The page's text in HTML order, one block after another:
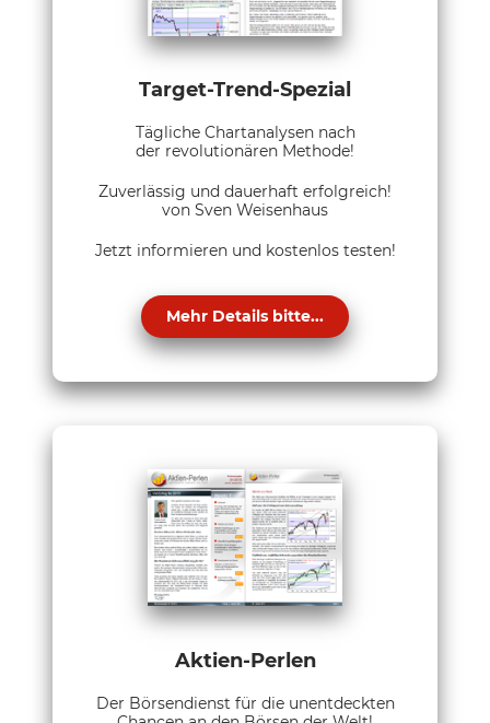
Target-Trend-Spezial
Tägliche Chartanalysen nach
der revolutionären Methode!
Zuverlässig und dauerhaft erfolgreich!
von Sven Weisenhaus
Jetzt informieren und kostenlos testen!
Mehr Details bitte...
Aktien-Perlen
Der Börsendienst für die unentdeckten